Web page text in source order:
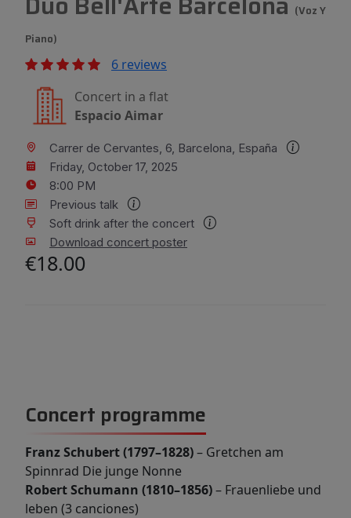
(Voz Y
Piano)
6 reviews
Concert in a flat
Espacio Aimar
Carrer de Cervantes, 6, Barcelona, España
Friday, October 17, 2025
8:00 PM
Previous talk
Soft drink after the concert
Download concert poster
€18.00
Concert programme
Franz Schubert (1797–1828)– Gretchen am
Spinnrad Die junge Nonne
Robert Schumann (1810–1856)– Frauenliebe und
leben (3 canciones)